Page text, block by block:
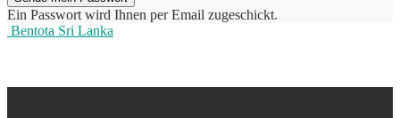
Ein Passwort wird Ihnen per Email zugeschickt.
Bentota Sri Lanka